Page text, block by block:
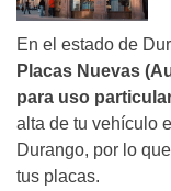
En el estado de
Placas Nuevas
para uso
alta de tu vehículo
Durango, por lo
tus placas.